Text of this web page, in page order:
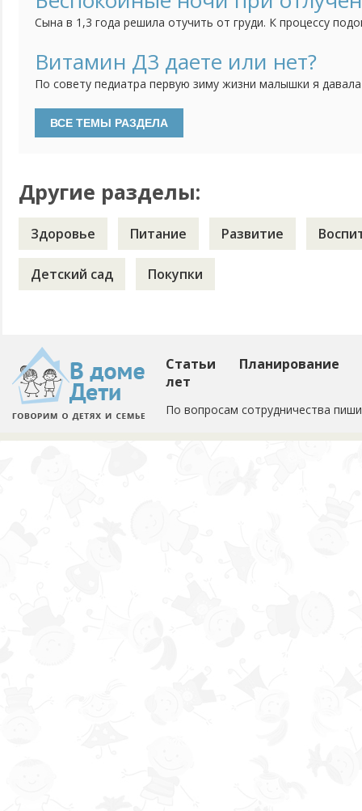
теперь не знаю стоить ли делать процедуру серебрения
Сына в 1,3 года решила отучить от груди. К процессу
несколько часов оставляя его одного, потом на полдня.
дневные кормления уменьшились до "вокруг сна", ночью
Витамин Д3 даете или нет?
По совету педиатра первую зиму жизни малышки я
давать витамин Д3. Особенностей развития нет,
делать, если ребенку уже 2 года и гуляем регулярно?
Другие разделы:
Здоровье Питание Развитие
Детский сад Покупки
Статьи
Планирование
лет
По вопросам сотрудничества